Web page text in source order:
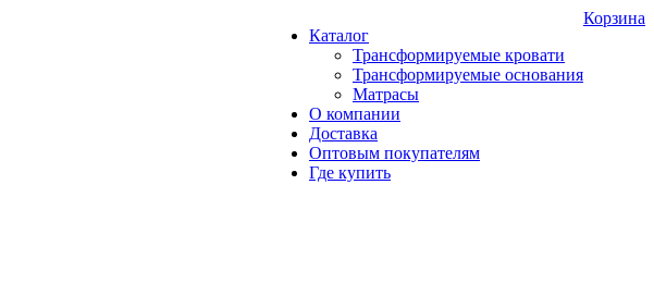
Каталог
Трансформируемые кровати
Трансформируемые основания
Матрасы
О компании
Доставка
Оптовым покупателям
Где купить
Корзина